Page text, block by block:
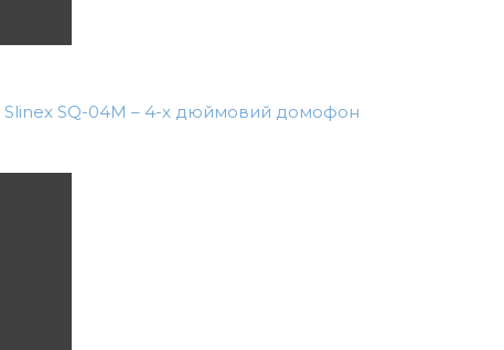
Slinex SQ-04M – 4-х дюймовий домофон